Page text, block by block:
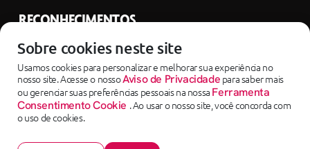
RECONHECIMENTOS
SEM PARAR EMPRESAS
Sem Parar Instituição de Pagamento LTDA - 04.088.208/0001-65 - Avenida Dra.
Sobre cookies neste site
Usamos cookies para personalizar e melhorar sua experiência no
nosso site. Acesse o nossoAviso de Privacidade para saber mais
ou gerenciar suas preferências pessoais na nossa Ferramenta
Consentimento Cookie . Ao usar o nosso site, você concorda com
o uso de cookies.